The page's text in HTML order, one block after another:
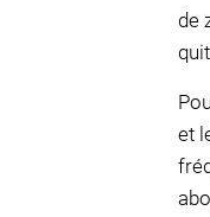
de
et